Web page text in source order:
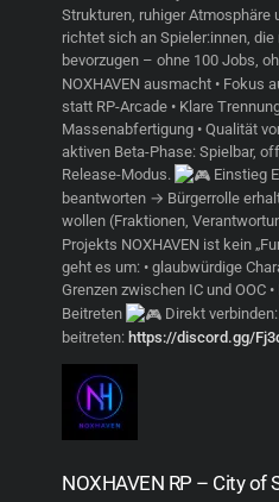
Strukturen, ruhiger Atmosphäre
richtet sich an Spieler:innen,
bevorzugen – ohne 100 Jobs,
NOXHAVEN ausmacht •
statt RP-Arcade • Klare
Massenabfertigung • Qualität
aktiven Beta-Phase: Spielbar,
Release-Modus.
Einstieg
beantworten → Bürgerrolle
wollen (Fraktionen,
Projekts NOXHAVEN ist kein
geht es um: • glaubwürdige
Grenzen zwischen IC und OOC
Beitreten
Direkt verbinden:
beitreten: https://discord.gg/
NOXHAVEN RP – City of